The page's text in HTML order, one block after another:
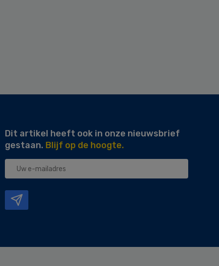
Dit artikel heeft ook in onze nieuwsbrief
gestaan. Blijf op de hoogte.
Uw